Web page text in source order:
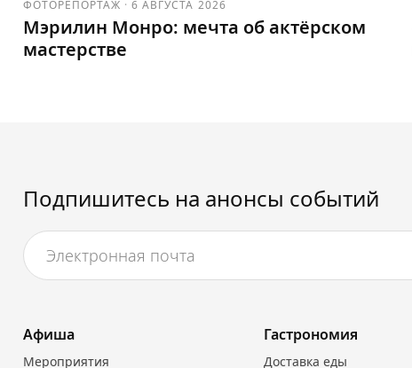
ФОТОРЕПОРТАЖ ·6 АВГУСТА 2026
Мэрилин Монро: мечта об актёрском
мастерстве
Подпишитесь на анонсы событий
Афиша
Мероприятия
Гастрономия
Доставка еды